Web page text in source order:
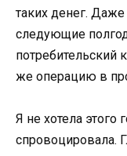
таких денег.
следующие
потребительский
же операцию в
Я не хотела этого
спровоцировала.